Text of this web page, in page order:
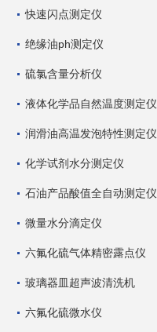
快速闪点测定仪
绝缘油ph测定仪
硫氯含量分析仪
液体化学品自然温度测定仪
润滑油高温发泡特性测定仪
化学试剂水分测定仪
石油产品酸值全自动测定仪
微量水分滴定仪
六氟化硫气体精密露点仪
玻璃器皿超声波清洗机
六氟化硫微水仪